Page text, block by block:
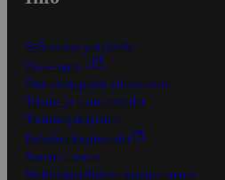
S-Business yrityksille
Oiva-raportit
Osuuskauppojen yhteystiedot
Tilaus- ja toimitusehdot
Tietosuojakäytäntö
Palvelun käyttöehdot
Saavutettavuus
Mobiilisovelluksen saavutettavuus